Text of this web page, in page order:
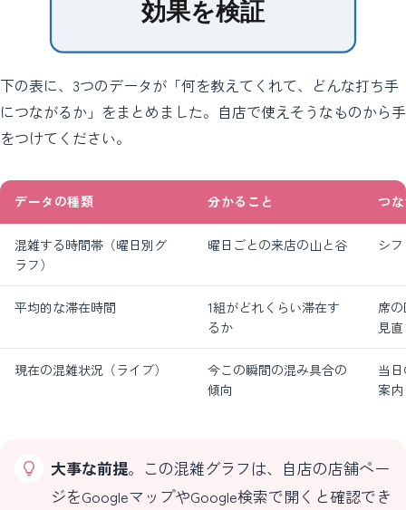
効果を検証
下の表に、3つのデータが「何を教えてくれて、どんな打ち手
につながるか」をまとめました。自店で使えそうなものから手
をつけてください。
データの種類 分かること つ
混雑する時間帯（曜日別グ
ラフ）
曜日ごとの来店の山と谷 シ
平均的な滞在時間
1組がどれくらい滞在す
るか
席
見
現在の混雑状況（ライブ）
今この瞬間の混み具合の
傾向
当
案内
大事な前提。この混雑グラフは、自店の店舗ペー
ジをGoogleマップやGoogle検索で開くと確認でき